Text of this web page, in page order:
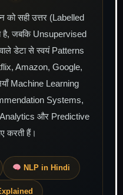
सही उत्तर (Labelled
है, जबकि Unsupervised
डेटा से स्वयं Patterns
Amazon, Google,
Machine Learning
Systems,
और Predictive
करती हैं।
NLP in Hindi